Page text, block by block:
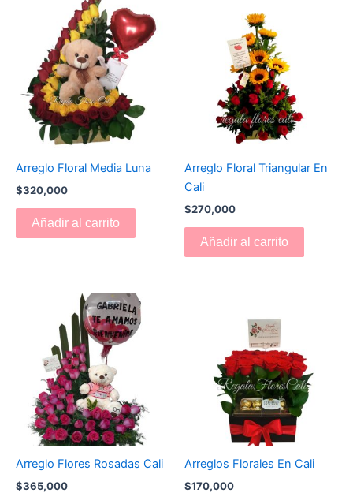
Arreglo Floral Media Luna
$320,000
Añadir al carrito
Arreglo Floral Triangular En
Cali
$270,000
Añadir al carrito
Arreglo Flores Rosadas Cali
$365,000
Arreglos Florales En Cali
$170,000